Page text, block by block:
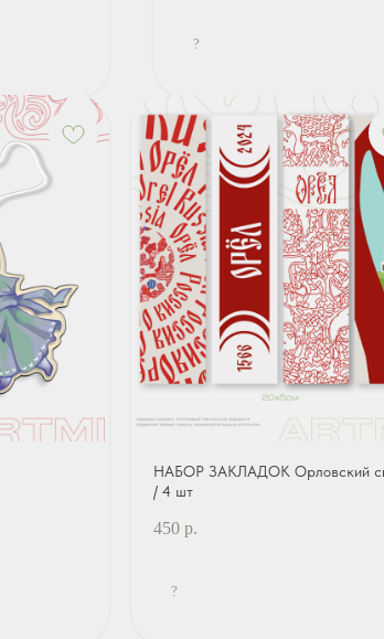
?
НАБОР ЗАКЛАДОК Орловский
/ 4 шт
450 р.
?